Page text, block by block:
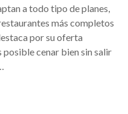
a todo tipo de planes,
más completos
por su oferta
cenar bien sin salir